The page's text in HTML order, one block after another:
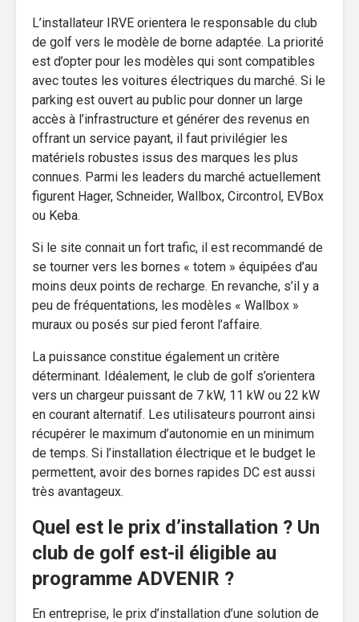
L’installateur IRVE orientera le responsable du club
de golf vers le modèle de borne adaptée. La priorité
est d’opter pour les modèles qui sont compatibles
avec toutes les voitures électriques du marché. Si le
parking est ouvert au public pour donner un large
accès à l’infrastructure et générer des revenus en
offrant un service payant, il faut privilégier les
matériels robustes issus des marques les plus
connues. Parmi les leaders du marché actuellement
figurent Hager, Schneider, Wallbox, Circontrol, EVBox
ou Keba.
Si le site connait un fort trafic, il est recommandé de
se tourner vers les bornes « totem » équipées d’au
moins deux points de recharge. En revanche, s’il y a
peu de fréquentations, les modèles « Wallbox »
muraux ou posés sur pied feront l’affaire.
La puissance constitue également un critère
déterminant. Idéalement, le club de golf s’orientera
vers un chargeur puissant de 7 kW, 11 kW ou 22 kW
en courant alternatif. Les utilisateurs pourront ainsi
récupérer le maximum d’autonomie en un minimum
de temps. Si l’installation électrique et le budget le
permettent, avoir des bornes rapides DC est aussi
très avantageux.
Quel est le prix d’installation ? Un
club de golf est-il éligible au
programme ADVENIR ?
En entreprise, le prix d’installation d’une solution de